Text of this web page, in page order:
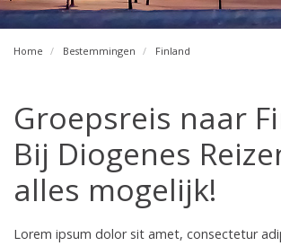
Home Bestemmingen Finland
Groepsreis naar
Bij Diogenes
alles mogelijk!
Lorem ipsum dolor sit amet, consectetur